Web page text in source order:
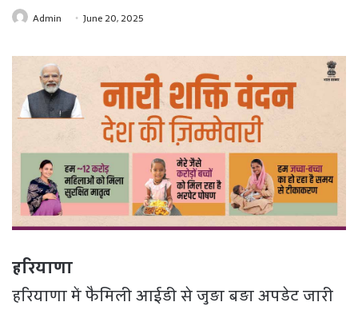
Admin June 20, 2025
हरियाणा
हरियाणा में फैमिली आईडी से जुड़ा बड़ा अपडेट जारी